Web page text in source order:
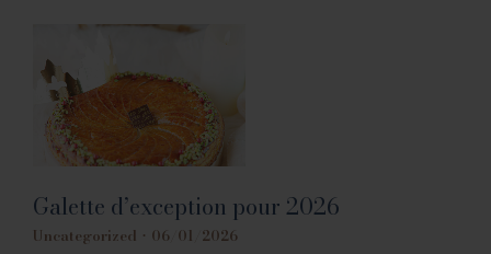
Galette d’exception pour 2026
Uncategorized 06/01/2026